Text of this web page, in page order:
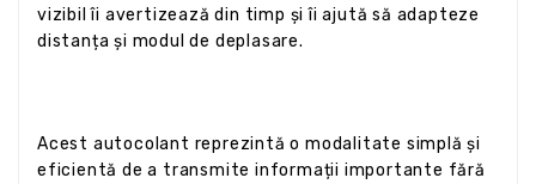
vizibil îi avertizează din timp și îi ajută să adapteze
distanța și modul de deplasare.
Acest autocolant reprezintă o modalitate simplă și
eficientă de a transmite informații importante fără